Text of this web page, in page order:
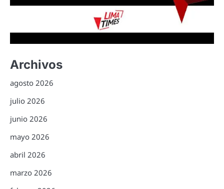
Archivos
agosto 2026
julio 2026
junio 2026
mayo 2026
abril 2026
marzo 2026